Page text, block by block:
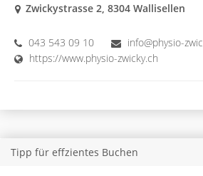
Zwickystrasse 2, 8304 Wallisellen
043 543 09 10
info@physio-
https://www.physio-zwicky.ch
Tipp für effzientes Buchen